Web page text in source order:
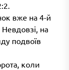
вже на 4-й
на
подвоїв
коли